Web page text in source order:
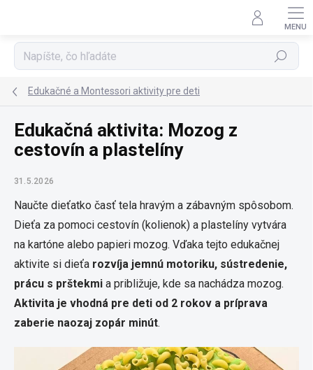
Hľadať
Edukačné a Montessori aktivity pre deti
Edukačná aktivita: Mozog z
cestovín a plastelíny
31.5.2026
Naučte dieťatko časť tela hravým a zábavným spôsobom.
Dieťa za pomoci cestovín (kolienok) a plastelíny vytvára
na kartóne alebo papieri mozog. Vďaka tejto edukačnej
aktivite si dieťa rozvíja jemnú motoriku, sústredenie,
prácu s prštekmi a približuje, kde sa nachádza mozog.
Aktivita je vhodná pre deti od 2 rokov a príprava
zaberie naozaj zopár minút.